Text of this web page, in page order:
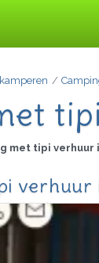
met tipi verhuur